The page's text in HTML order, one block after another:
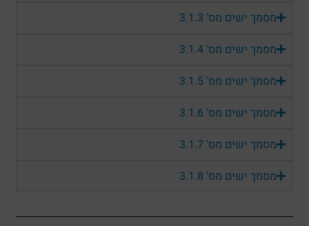
מסמך ישים מס' 3.1.3
מסמך ישים מס' 3.1.4
מסמך ישים מס' 3.1.5
מסמך ישים מס' 3.1.6
מסמך ישים מס' 3.1.7
מסמך ישים מס' 3.1.8